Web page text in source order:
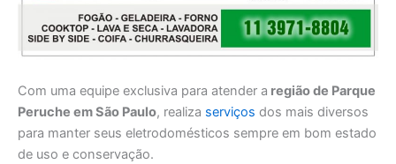
Com uma equipe exclusiva para atender a região de Parque
Peruche em São Paulo, realiza serviços dos mais diversos
para manter seus eletrodomésticos sempre em bom estado
de uso e conservação.